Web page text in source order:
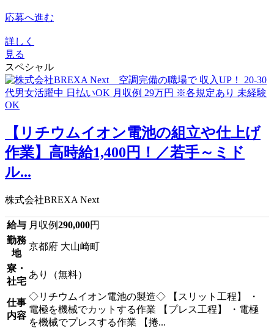
応募へ進む
詳しく
見る
スペシャル
【リチウムイオン電池の組立や仕上げ
作業】高時給1,400円！／若手～ミド
ル...
株式会社BREXA Next
給与 月収例290,000円
勤務
地
京都府 大山崎町
寮・
社宅
あり（無料）
仕事
内容
◇リチウムイオン電池の製造◇ 【スリット工程】 ・
電極を機械でカットする作業 【プレス工程】 ・電極
を機械でプレスする作業 【捲...